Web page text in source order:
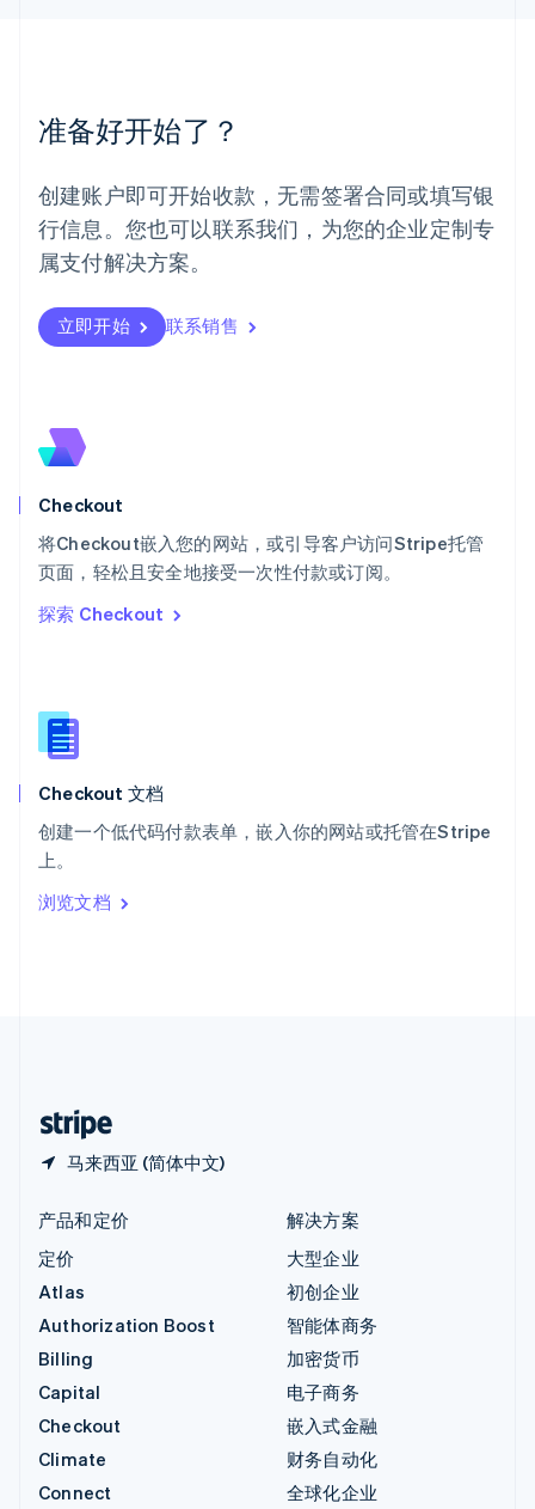
准备好开始了？
创建账户即可开始收款，无需签署合同或填写银
行信息。您也可以联系我们，为您的企业定制专
属支付解决方案。
立即开始 联系销售
Checkout
将Checkout嵌入您的网站，或引导客户访问Stripe托管
页面，轻松且安全地接受一次性付款或订阅。
探索 Checkout
Checkout 文档
创建一个低代码付款表单，嵌入你的网站或托管在Stripe
上。
浏览文档
马来西亚 (简体中文)
墨西哥
EspañolEnglish
English
葡萄牙
PortuguêsEnglish
日本
瑞典
Svenska English
瑞士
English
斯洛伐克
English
斯洛文尼亚
泰国
ไทยEnglish
English
English
新西兰
匈牙利
意大利
印度
English
产品和定价
定价
Atlas
Authorization Boost
Billing
Capital
Checkout
Climate
Connect
解决方案
大型企业
初创企业
智能体商务
加密货币
电子商务
嵌入式金融
财务自动化
全球化企业